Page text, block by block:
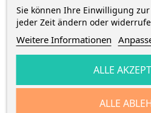
Mittwoch 12 August mitDHL
Sie können Ihre Einwilligung
jeder Zeit ändern oder
Weitere Informationen
ALLE
ALLE